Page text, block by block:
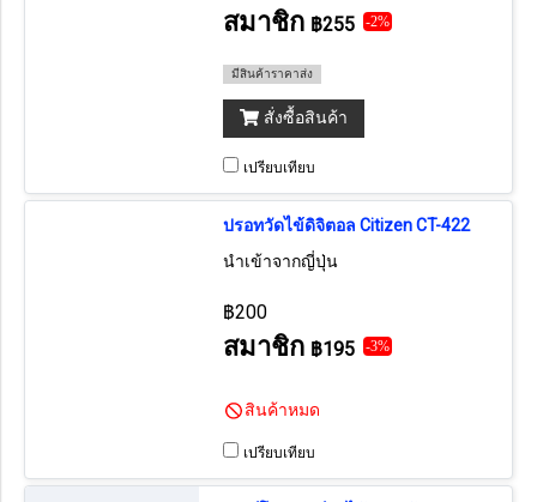
สมาชิก ฿255 -2%
มีสินค้าราคาส่ง
สั่งซื้อสินค้า
เปรียบเทียบ
ปรอทวัดไข้ดิจิตอล Citizen CT-422
นำเข้าจากญี่ปุ่น
฿200
สมาชิก ฿195 -3%
สินค้าหมด
เปรียบเทียบ